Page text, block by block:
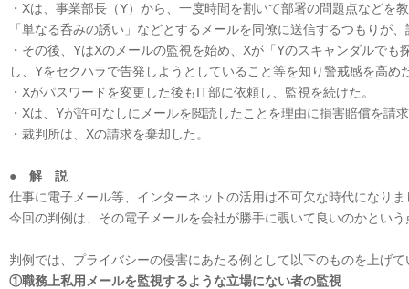
・Xは、事業部長（Y）から、一度時間を割いて部署の問題点などを
「単なる呑みの誘い」などとするメールを同僚に送信するつもりが
・その後、YはXのメールの監視を始め、Xが「Yのスキャンダルで
し、Yをセクハラで告発しようとしていること等を知り警戒感を高め
・Xがパスワードを変更した後もIT部に依頼し、監視を続けた。
・Xは、Yが許可なしにメールを閲読したことを理由に損害賠償を請
・裁判所は、Xの請求を棄却した。
● 解 説
仕事に電子メール等、インターネットの活用は不可欠な時代になりま
今回の判例は、その電子メールを会社が勝手に覗いて良いのかとい
判例では、プライバシーの侵害にあたる例として以下のものを上げて
①職務上私用メールを監視するような立場にない者の監視